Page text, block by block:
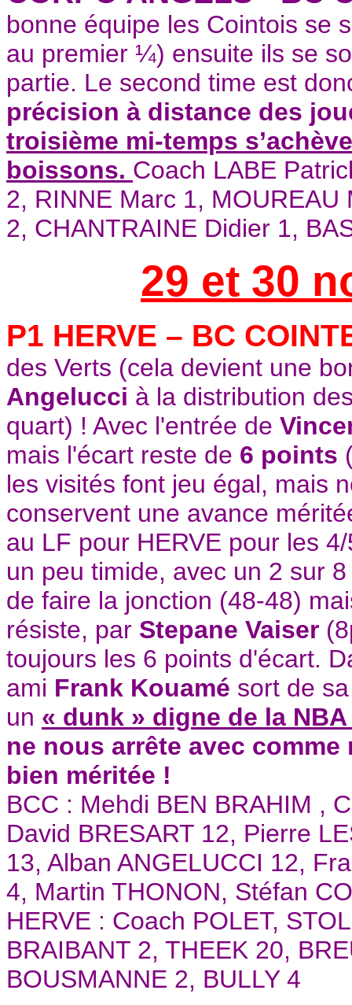
bonne équipe les Cointois se
au premier ¼) ensuite ils se
partie. Le second time est
précision à distance des
troisième mi-temps
boissons. Coach LABE
2, RINNE Marc 1, MOUREAU
2, CHANTRAINE Didier 1,
29 et 30
P1 HERVE – BC
des Verts (cela devient une
Angelucci à la distribution
quart) ! Avec l'entrée de
mais l'écart reste de 6 points
les visités font jeu égal, mais
conservent une avance
au LF pour HERVE pour les
un peu timide, avec un 2 sur
de faire la jonction (48-48)
résiste, par Stepane Vaiser
toujours les 6 points d'écart.
ami Frank Kouamé sort de
un « dunk » digne de la
ne nous arrête avec
bien méritée !
BCC : Mehdi BEN BRAHIM ,
David BRESART 12, Pierre
13, Alban ANGELUCCI 12,
4, Martin THONON, Stéfan
HERVE : Coach POLET,
BRAIBANT 2, THEEK 20,
BOUSMANNE 2, BULLY 4